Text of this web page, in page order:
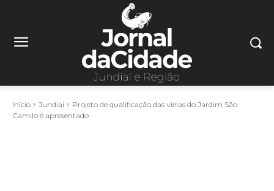
Início Jundiaí
Projeto de qualificação das vielas do Jardim São
Camilo é apresentado